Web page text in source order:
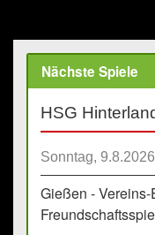
Nächste Spiele
HSG
Sonntag, 9.8.2026
Gießen -